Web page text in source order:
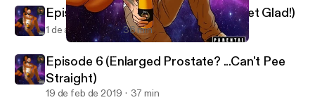
4tyAF a Podcast...
Episode 7 (Scratch Your Butt And Get Glad!)
1 de abr de 2019 36 min
Episode 6 (Enlarged Prostate? ...Can't Pee
Straight)
19 de feb de 2019 37 min